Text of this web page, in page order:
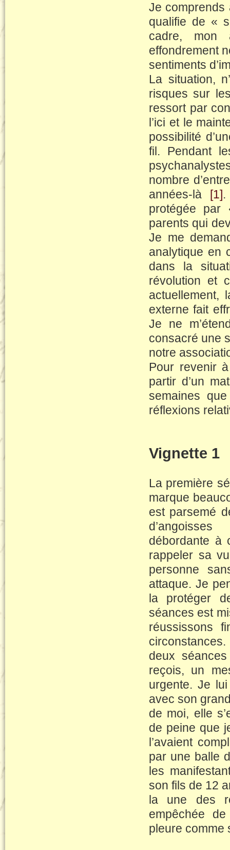
Je comprends
qualifie de «
cadre, mon
effondrement
sentiments
La situation,
risques sur
ressort par
l’ici et le
possibilité
fil. Pendant
nombre
années-là
[1].
protégée par
parents qui
Je me
analytique en
dans la
révolution et
actuellement,
externe fait
Je ne
consacré une
notre
Pour revenir
partir d’un
semaines
réflexions
Vignette 1
La première
marque
est parsemé
débordante à
rappeler sa
personne
attaque. Je
la protéger
séances est
réussissons
deux
reçois, un
urgente. Je
avec son
de moi, elle
de peine que
l’avaient
par une balle
les
son fils de 12
la une des
empêchée
pleure comme